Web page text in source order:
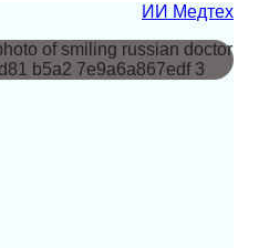
ИИ Медтех